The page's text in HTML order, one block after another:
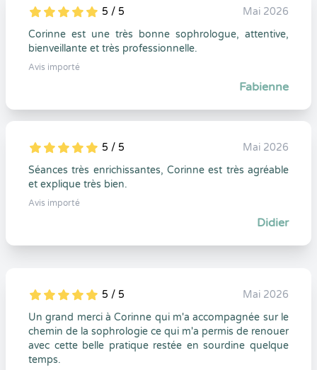
5
1
5
0 5 / 5
Mai 2026
Corinne est une très bonne sophrologue, attentive,
bienveillante et très professionnelle.
Avis importé
Fabienne
5
1
5
0 5 / 5
Mai 2026
Séances très enrichissantes, Corinne est très agréable
et explique très bien.
Avis importé
Didier
5
1
5
0 5 / 5
Mai 2026
Un grand merci à Corinne qui m'a accompagnée sur le
chemin de la sophrologie ce qui m'a permis de renouer
avec cette belle pratique restée en sourdine quelque
temps.